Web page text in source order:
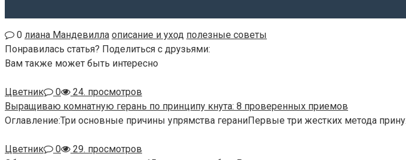
0 лиана Мандевилла описание и уход полезные советы
Понравилась статья? Поделиться с друзьями:
Вам также может быть интересно
Цветник 0
24. просмотров
Выращиваю комнатную герань по принципу кнута: 8 проверенных приемов
Оглавление:Три основные причины упрямства гераниПервые три жестких метода
Цветник 0
29. просмотров